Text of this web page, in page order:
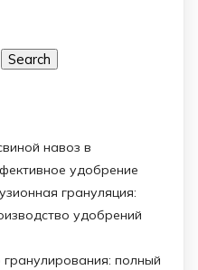
Search
навоз в
удобрение
грануляция:
удобрений
полный